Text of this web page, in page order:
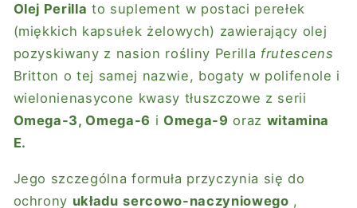
Olej Perilla to suplement w postaci perełek
(miękkich kapsułek żelowych) zawierający olej
pozyskiwany z nasion rośliny Perilla frutescens
Britton o tej samej nazwie, bogaty w polifenole i
wielonienasycone kwasy tłuszczowe z serii
Omega-3, Omega-6 i Omega-9 oraz witamina
E.
Jego szczególna formuła przyczynia się do
ochrony układu sercowo-naczyniowego ,